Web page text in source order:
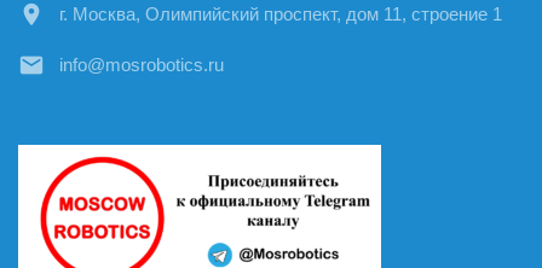
location_on г. Москва, Олимпийский проспект, дом 11, строение 1
email info@mosrobotics.ru